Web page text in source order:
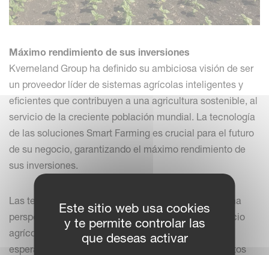
Máximo rendimiento de sus inversiones
Kverneland Group ha definido su ambiciosa visión de ser
un proveedor líder de sistemas agrícolas inteligentes y
eficientes que contribuyen a una agricultura sostenible, al
servicio de la creciente población mundial. La tecnología
de las soluciones Smart Farming es crucial para el futuro
de su negocio, garantizando el máximo rendimiento de
sus inversiones.
Las tecnologías de agricultura inteligente ofrecen una
perspectiva de crecimiento a largo plazo en el negocio
agrícola, con tasas de crecimiento medio anual
esperadas entre el 10 y el 20%. Estar al frente de estos
Este sitio web usa cookies
y te permite controlar las
que deseas activar